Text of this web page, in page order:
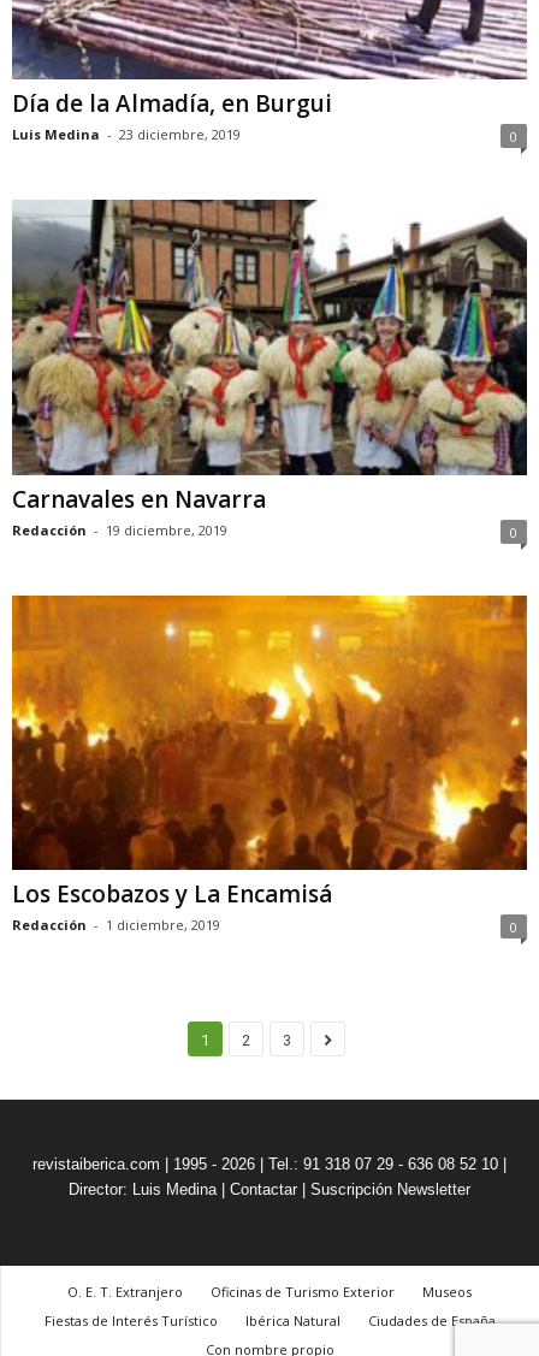
Día de la Almadía, en Burgui
Luis Medina - 23 diciembre, 2019 0
Carnavales en Navarra
Redacción - 19 diciembre, 2019 0
Los Escobazos y La Encamisá
Redacción - 1 diciembre, 2019 0
1 2 3
revistaiberica.com | 1995 - 2026 | Tel.: 91 318 07 29 - 636 08 52 10 |
Director: Luis Medina
Contactar Suscripción Newsletter
O. E. T. Extranjero Oficinas de Turismo Exterior
Museos
Fiestas de Interés Turístico
Ibérica Natural
Ciudades de España
Con nombre propio